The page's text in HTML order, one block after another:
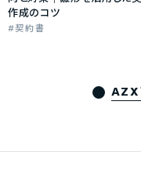
作成のコツ
契約書
AZX